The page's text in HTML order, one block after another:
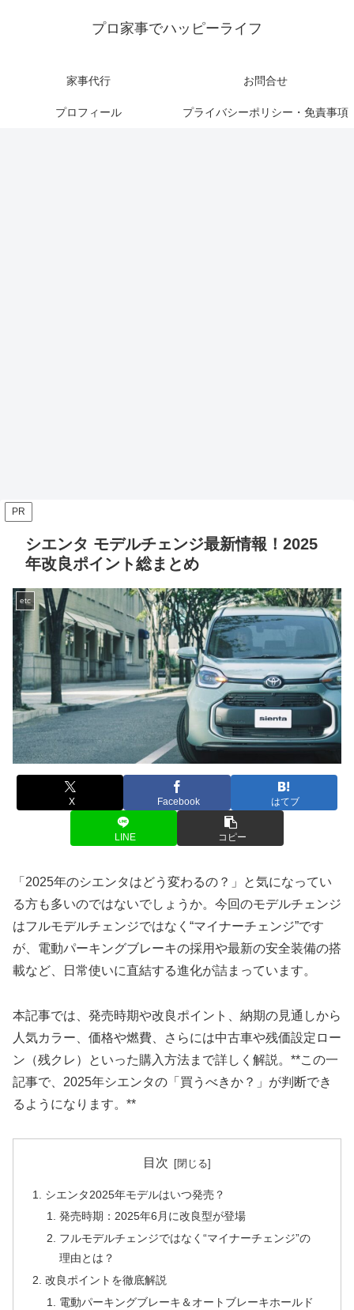
プロ家事でハッピーライフ
家事代行 お問合せ
プロフィール プライバシーポリシー・免責事項
PR
シエンタ モデルチェンジ最新情報！2025
年改良ポイント総まとめ
etc
X Facebook はてブ
LINE コピー
「2025年のシエンタはどう変わるの？」と気になってい
る方も多いのではないでしょうか。今回のモデルチェンジ
はフルモデルチェンジではなく“マイナーチェンジ”です
が、電動パーキングブレーキの採用や最新の安全装備の搭
載など、日常使いに直結する進化が詰まっています。
本記事では、発売時期や改良ポイント、納期の見通しから
人気カラー、価格や燃費、さらには中古車や残価設定ロー
ン（残クレ）といった購入方法まで詳しく解説。**この一
記事で、2025年シエンタの「買うべきか？」が判断でき
るようになります。**
目次
シエンタ2025年モデルはいつ発売？
発売時期：2025年6月に改良型が登場
フルモデルチェンジではなく“マイナーチェンジ”の
理由とは？
改良ポイントを徹底解説
電動パーキングブレーキ＆オートブレーキホールド